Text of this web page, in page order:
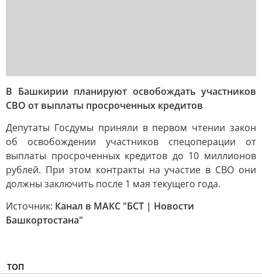
В Башкирии планируют освобождать участников
СВО от выплаты просроченных кредитов
Депутаты Госдумы приняли в первом чтении закон
об освобождении участников спецоперации от
выплаты просроченных кредитов до 10 миллионов
рублей. При этом контракты на участие в СВО они
должны заключить после 1 мая текущего года.
Источник: Канал в МАКС "БСТ | Новости
Башкортостана"
ТОП